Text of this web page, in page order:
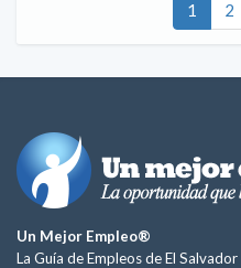
1 2
Un Mejor Empleo®
La Guía de Empleos de El Salvador